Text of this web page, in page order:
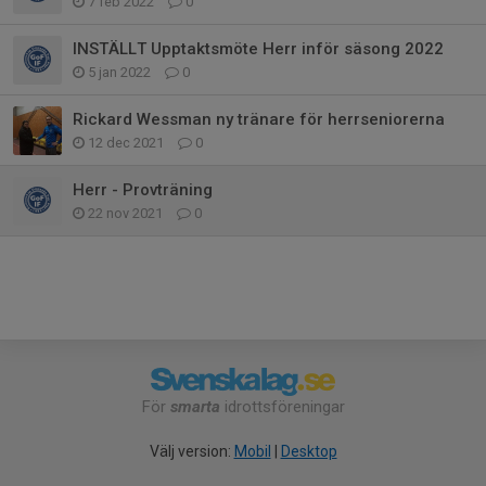
INSTÄLLT Upptaktsmöte Herr inför säsong 2022
5 jan 2022 0
Rickard Wessman ny tränare för herrseniorerna
12 dec 2021 0
Herr - Provträning
22 nov 2021 0
För smarta idrottsföreningar
Välj version: Mobil | Desktop